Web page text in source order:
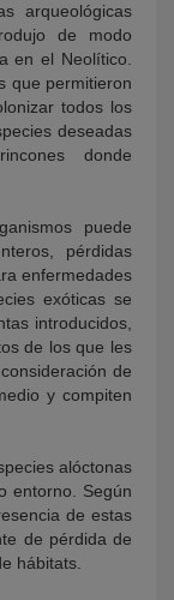
arqueológicas
de modo
en el Neolítico.
que permitieron
todos los
deseadas
donde
puede
pérdidas
enfermedades
exóticas se
introducidos,
de los que les
de
y compiten
alóctonas
entorno. Según
de estas
de pérdida de
hábitats.